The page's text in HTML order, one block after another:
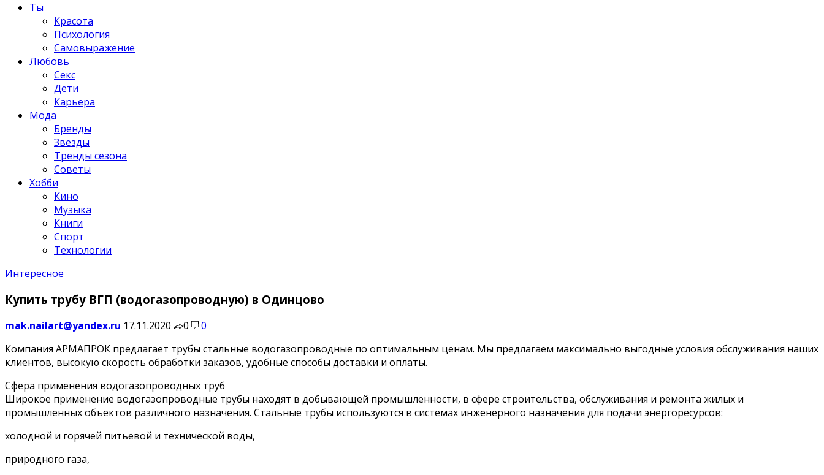
Ты
Красота
Психология
Самовыражение
Любовь
Секс
Дети
Карьера
Мода
Бренды
Звезды
Тренды сезона
Советы
Хобби
Кино
Музыка
Книги
Спорт
Технологии
Интересное
Купить трубу ВГП (водогазопроводную) в Одинцово
mak.nailart@yandex.ru 17.11.2020 0
0
Компания АРМАПРОК предлагает трубы стальные водогазопроводные по оптимальным ценам. Мы предлагаем максимально выгодные условия обслуживания наших
клиентов, высокую скорость обработки заказов, удобные способы доставки и оплаты.
Сфера применения водогазопроводных труб
Широкое применение водогазопроводные трубы находят в добывающей промышленности, в сфере строительства, обслуживания и ремонта жилых и
промышленных объектов различного назначения. Стальные трубы используются в системах инженерного назначения для подачи энергоресурсов:
холодной и горячей питьевой и технической воды,
природного газа,